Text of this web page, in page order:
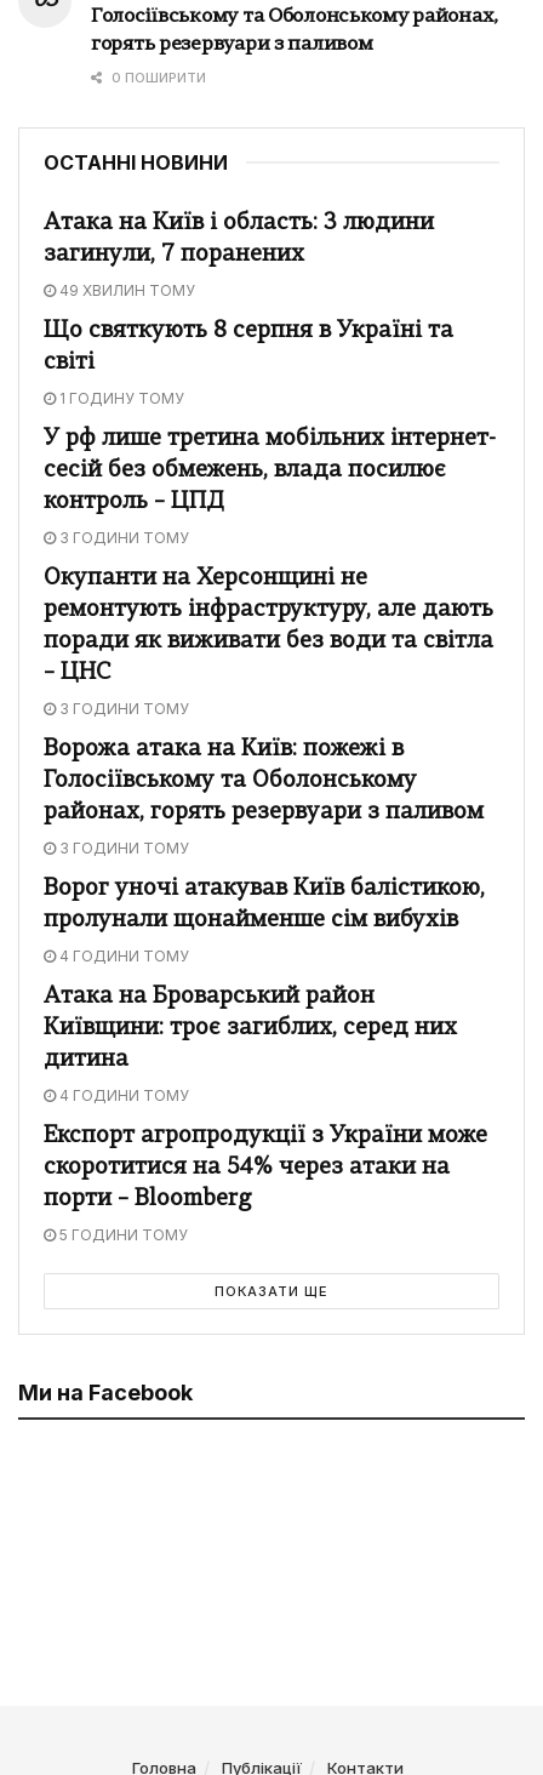
Голосіївському та Оболонському районах,
горять резервуари з паливом
0 ПОШИРИТИ
ОСТАННІ НОВИНИ
Атака на Київ і область: 3 людини
загинули, 7 поранених
49 ХВИЛИН ТОМУ
Що святкують 8 серпня в Україні та
світі
1 ГОДИНУ ТОМУ
У рф лише третина мобільних інтернет-
сесій без обмежень, влада посилює
контроль – ЦПД
3 ГОДИНИ ТОМУ
Окупанти на Херсонщині не
ремонтують інфраструктуру, але дають
поради як виживати без води та світла
– ЦНС
3 ГОДИНИ ТОМУ
Ворожа атака на Київ: пожежі в
Голосіївському та Оболонському
районах, горять резервуари з паливом
3 ГОДИНИ ТОМУ
Ворог уночі атакував Київ балістикою,
пролунали щонайменше сім вибухів
4 ГОДИНИ ТОМУ
Атака на Броварський район
Київщини: троє загиблих, серед них
дитина
4 ГОДИНИ ТОМУ
Експорт агропродукції з України може
скоротитися на 54% через атаки на
порти – Bloomberg
5 ГОДИНИ ТОМУ
ПОКАЗАТИ ЩЕ
Ми на Facebook
Головна Публікації Контакти